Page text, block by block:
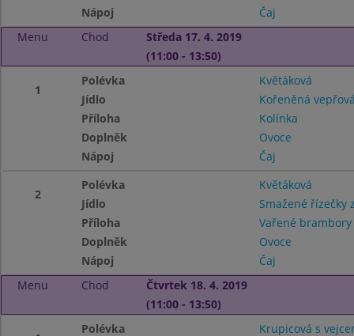
Nápoj
Čaj
Menu
Chod
Středa 17. 4. 2019
(11:00 - 13:50)
1
Polévka
Květáková
Jídlo
Kořeněná
Příloha
Kolínka
Doplněk
Ovoce
Nápoj
Čaj
2
Polévka
Květáková
Jídlo
Smažené řízečky
Příloha
Vařené
Doplněk
Ovoce
Nápoj
Čaj
Menu
Chod
Čtvrtek 18. 4. 2019
(11:00 - 13:50)
Polévka
Krupicová s